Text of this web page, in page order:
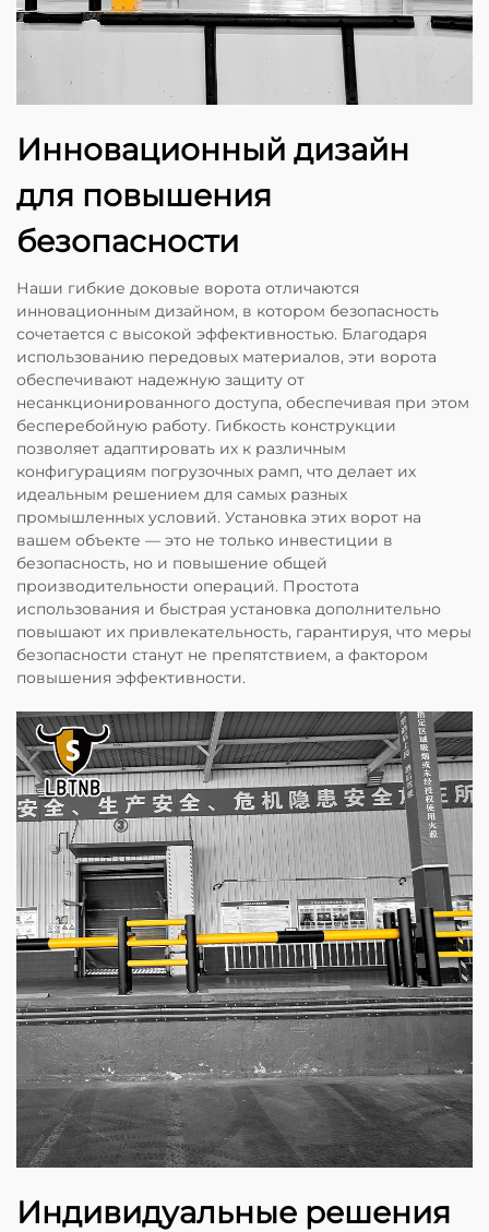
Инновационный дизайн
для повышения
безопасности
Наши гибкие доковые ворота отличаются
инновационным дизайном, в котором безопасность
сочетается с высокой эффективностью. Благодаря
использованию передовых материалов, эти ворота
обеспечивают надежную защиту от
несанкционированного доступа, обеспечивая при этом
бесперебойную работу. Гибкость конструкции
позволяет адаптировать их к различным
конфигурациям погрузочных рамп, что делает их
идеальным решением для самых разных
промышленных условий. Установка этих ворот на
вашем объекте — это не только инвестиции в
безопасность, но и повышение общей
производительности операций. Простота
использования и быстрая установка дополнительно
повышают их привлекательность, гарантируя, что меры
безопасности станут не препятствием, а фактором
повышения эффективности.
Индивидуальные решения